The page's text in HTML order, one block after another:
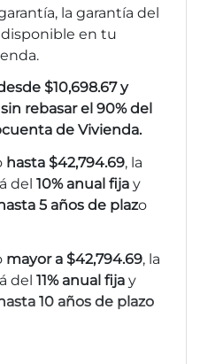
la garantía del
en tu
$10,698.67 y
rebasar el 90% del
de Vivienda.
hasta $42,794.69, la
del 10% anual fija y
5 años de plazo
mayor a $42,794.69, la
del 11% anual fija y
10 años de plazo